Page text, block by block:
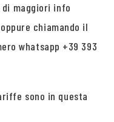
maggiori info
chiamando il
whatsapp +39 393
sono in questa